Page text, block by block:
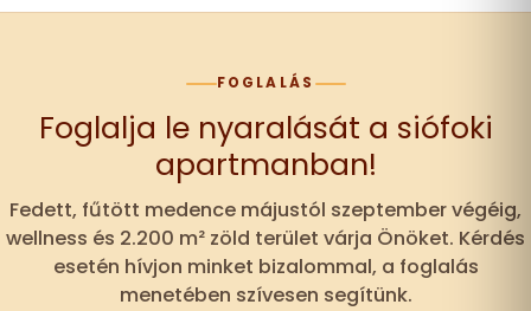
FOGLALÁS
Foglalja le nyaralását a siófoki
apartmanban!
Fedett, fűtött medence májustól szeptember végéig,
wellness és 2.200 m² zöld terület várja Önöket. Kérdés
esetén hívjon minket bizalommal, a foglalás
menetében szívesen segítünk.